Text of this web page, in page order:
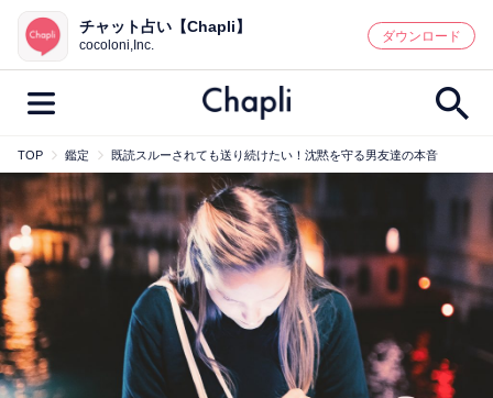
鑑定記事・占い師検索
最新記事一覧
人気記事一覧
カテゴリー別
占い師 キャンペーン
キーワード別
チャット占い【Chapli】
cocoloni,Inc.
ダウンロード
TOP 鑑定 既読スルーされても送り続けたい！沈黙を守る男友達の本音